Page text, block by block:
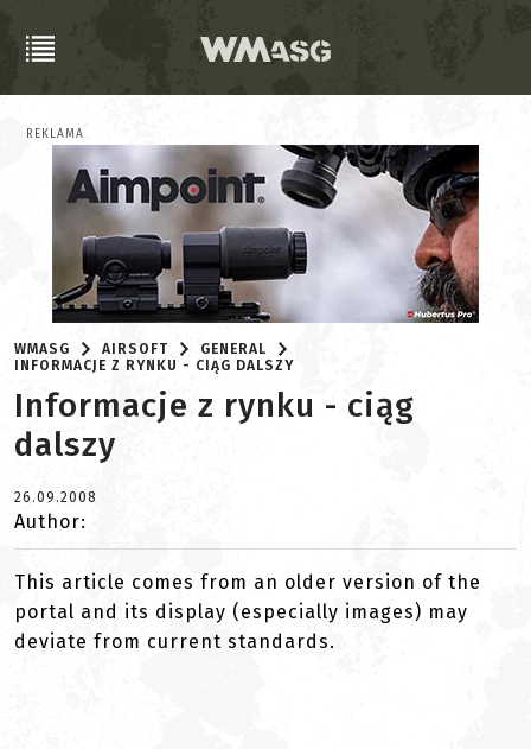
REKLAMA
WMASG AIRSOFT
GENERAL
INFORMACJE Z RYNKU - CIĄG DALSZY
Informacje z rynku - ciąg
dalszy
26.09.2008
Author:
This article comes from an older version of the
portal and its display (especially images) may
deviate from current standards.